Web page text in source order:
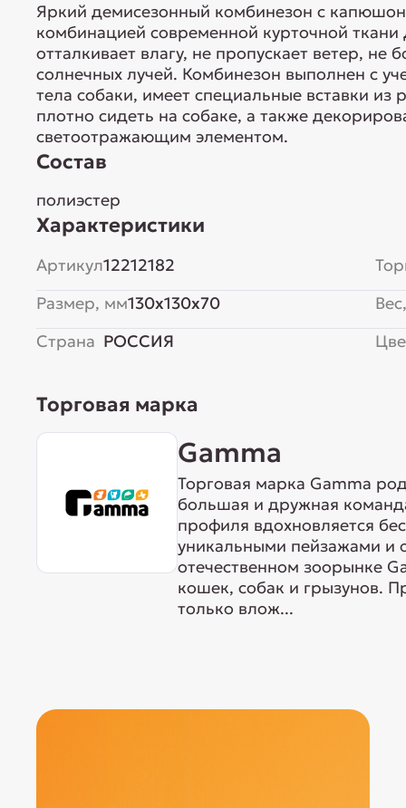
Яркий демисезонный комбинезон с
комбинацией современной курточной
отталкивает влагу, не пропускает ветер, не
солнечных лучей. Комбинезон выполнен с
тела собаки, имеет специальные вставки из
плотно сидеть на собаке, а также
светоотражающим элементом.
Состав
полиэстер
Характеристики
Артикул12212182
Размер, мм130x130x70
Страна РОССИЯ
Торговая марка
Gamma
Торговая марка Gamma
большая и дружная
профиля вдохновляется
уникальными пейзажами и
отечественном зоорынке
кошек, собак и грызунов.
только влож...